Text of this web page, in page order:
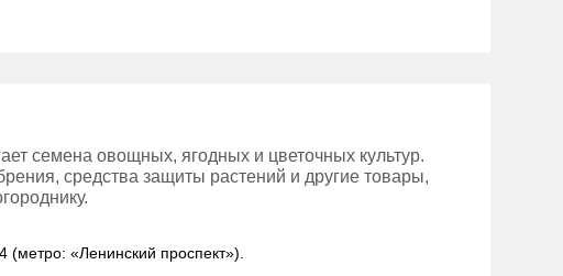
семена овощных, ягодных и цветочных культур.
средства защиты растений и другие товары,
(метро: «Ленинский проспект»).